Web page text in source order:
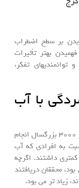
بدن بر سطح اضطراب
بهتر تأثیرات
تفکر،
با آب
در یک مطالعه در سال ۲۰۱۸ که روی بیشتر از ۳۰۰۰ بزرگسال انجام
به افرادی که آب
داشتند. اگرچه
محققان دریافتند
زیاد تر می بود.